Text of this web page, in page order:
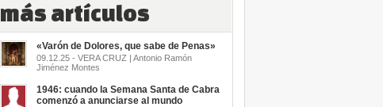
más artículos
«Varón de Dolores, que sabe de Penas»
09.12.25 - VERA CRUZ | Antonio Ramón
Jiménez Montes
1946: cuando la Semana Santa de Cabra
comenzó a anunciarse al mundo